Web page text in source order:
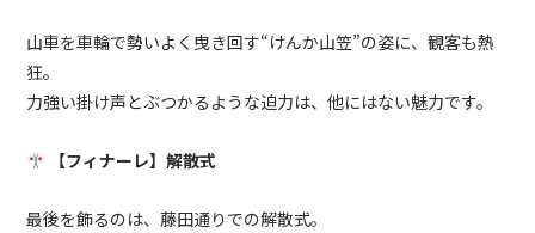
山車を車輪で勢いよく曳き回す“けんか山笠”の姿に、観客も熱
狂。
力強い掛け声とぶつかるような迫力は、他にはない魅力です。
【フィナーレ】解散式
最後を飾るのは、藤田通りでの解散式。